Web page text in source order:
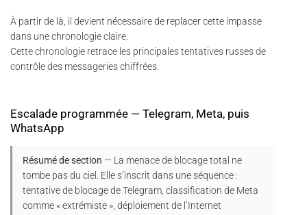
À partir de là, il devient nécessaire de replacer cette impasse
dans une chronologie claire.
Cette chronologie retrace les principales tentatives russes de
contrôle des messageries chiffrées.
Escalade programmée — Telegram, Meta, puis
WhatsApp
Résumé de section — La menace de blocage total ne
tombe pas du ciel. Elle s’inscrit dans une séquence :
tentative de blocage de Telegram, classification de Meta
comme « extrémiste », déploiement de l’Internet